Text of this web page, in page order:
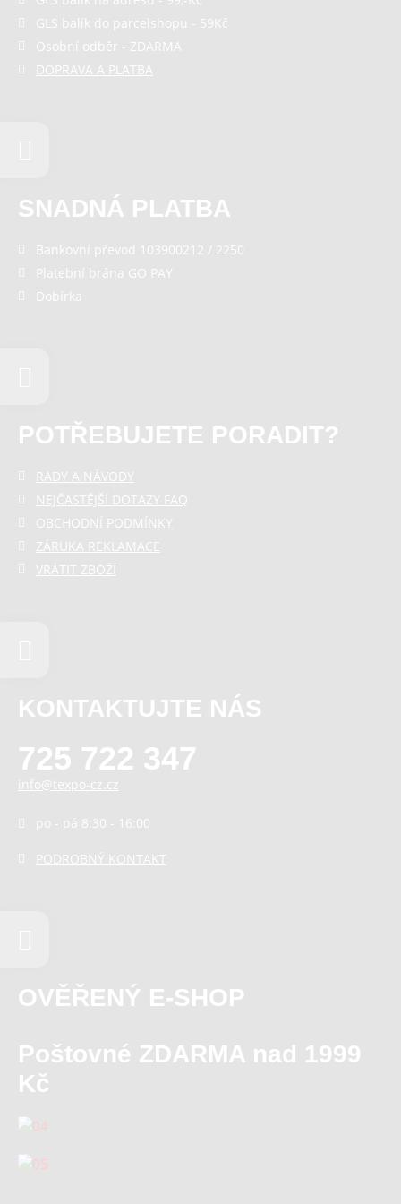
GLS balík do parcelshopu - 59Kč
Osobní odběr - ZDARMA
DOPRAVA A PLATBA
SNADNÁ PLATBA
Bankovní převod 103900212 / 2250
Platební brána GO PAY
Dobírka
POTŘEBUJETE PORADIT?
RADY A NÁVODY
NEJČASTĚJŠÍ DOTAZY FAQ
OBCHODNÍ PODMÍNKY
ZÁRUKA REKLAMACE
VRÁTIT ZBOŽÍ
KONTAKTUJTE NÁS
725 722 347
info@texpo-cz.cz
po - pá 8:30 - 16:00
PODROBNÝ KONTAKT
OVĚŘENÝ E-SHOP
Poštovné ZDARMA nad 1999
Kč